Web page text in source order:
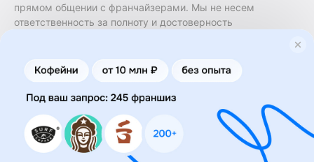
прямом общении с франчайзерами. Мы не несем
ответственность за полноту и достоверность
финансовые услуги. Заключение договоров
коммерческой концессии (франчайзинга) осуществляется
правообладателями/их представителями. Бизнесменс.ру
не является посредником или представителем
правообладателя и не несет ответственность за условия
предоставления франшизы и действия лиц,
осуществленные на основании информации, имеющейся